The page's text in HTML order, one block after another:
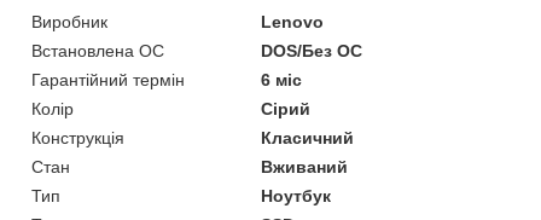
Виробник
Lenovo
Встановлена ОС
DOS/Без ОС
Гарантійний термін
6 міс
Колір
Сірий
Конструкція
Класичний
Стан
Вживаний
Тип
Ноутбук